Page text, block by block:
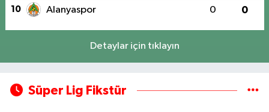
10 Alanyaspor 0 0
Detaylar için tıklayın
Süper Lig Fikstür